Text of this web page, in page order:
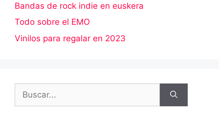
Bandas de rock indie en euskera
Todo sobre el EMO
Vinilos para regalar en 2023